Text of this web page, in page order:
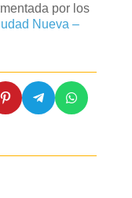
por los
Nueva –